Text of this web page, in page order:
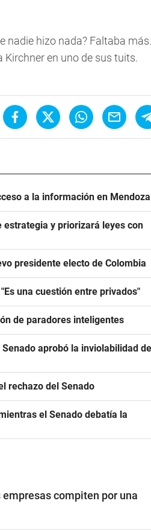
nadie hizo nada? Faltaba más.
Kirchner en uno de sus tuits.
a la información en Mendoza
estrategia y priorizará leyes con
presidente electo de Colombia
una cuestión entre privados"
de paradores inteligentes
aprobó la inviolabilidad de
rechazo del Senado
el Senado debatía la
compiten por una